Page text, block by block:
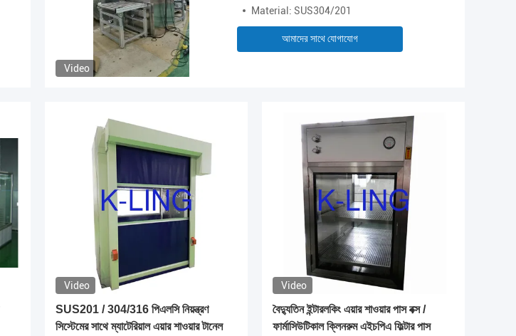
Video
Material: SUS304/201
আমাদের সাথে যোগাযোগ
Video
SUS201 / 304/316 পিএলসি নিয়ন্ত্রণ
সিস্টেমের সাথে ম্যাটেরিয়াল এয়ার শাওয়ার টানেল
Video
বৈদ্যুতিন ইন্টারলকিং এয়ার শাওয়ার পাস বক্স /
ফার্মাসিউটিকাল ক্লিনরুম এইচপিএ ফিল্টার পাস